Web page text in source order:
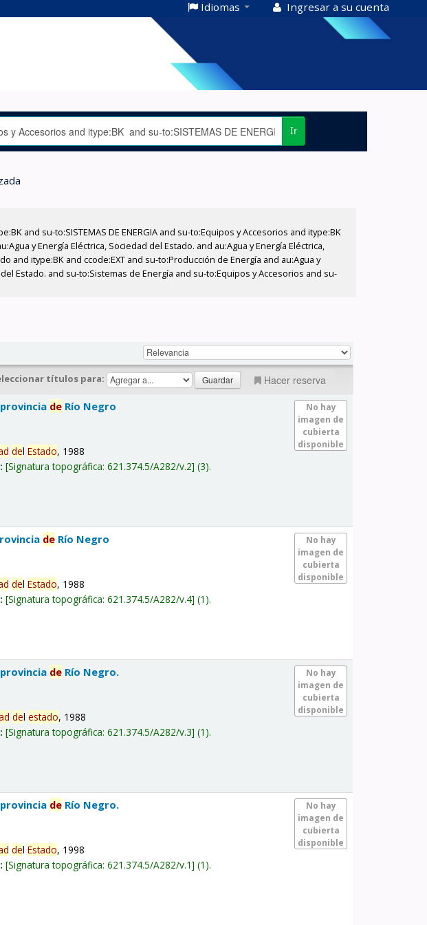
Idiomas Ingresar a su cuenta
Ir
and su-to:SISTEMAS DE ENERGIA and su-to:Equipos y Accesorios and itype:BK
y Energía Eléctrica, Sociedad del Estado. and au:Agua y Energía Eléctrica,
and itype:BK and ccode:EXT and su-to:Producción de Energía and au:Agua y
Estado. and su-to:Sistemas de Energía and su-to:Equipos y Accesorios and su-
títulos para: Hacer reserva
No hay
imagen de
cubierta
disponible
de Río Negro
delEstado, 1988
Signatura topográfica:621.374.5/A282/v.2 (3).
No hay
imagen de
cubierta
disponible
de Río Negro
delEstado, 1988
Signatura topográfica:621.374.5/A282/v.4 (1).
No hay
imagen de
cubierta
disponible
de Río Negro.
delestado, 1988
Signatura topográfica:621.374.5/A282/v.3 (1).
No hay
imagen de
cubierta
disponible
de Río Negro.
delEstado, 1998
Signatura topográfica:621.374.5/A282/v.1 (1).